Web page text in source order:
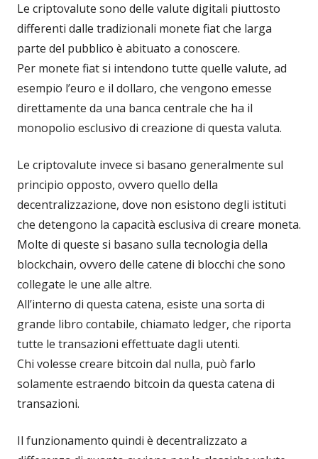
Le criptovalute sono delle valute digitali piuttosto
differenti dalle tradizionali monete fiat che larga
parte del pubblico è abituato a conoscere.
Per monete fiat si intendono tutte quelle valute, ad
esempio l’euro e il dollaro, che vengono emesse
direttamente da una banca centrale che ha il
monopolio esclusivo di creazione di questa valuta.
Le criptovalute invece si basano generalmente sul
principio opposto, ovvero quello della
decentralizzazione, dove non esistono degli istituti
che detengono la capacità esclusiva di creare moneta.
Molte di queste si basano sulla tecnologia della
blockchain, ovvero delle catene di blocchi che sono
collegate le une alle altre.
All’interno di questa catena, esiste una sorta di
grande libro contabile, chiamato ledger, che riporta
tutte le transazioni effettuate dagli utenti.
Chi volesse creare bitcoin dal nulla, può farlo
solamente estraendo bitcoin da questa catena di
transazioni.
Il funzionamento quindi è decentralizzato a